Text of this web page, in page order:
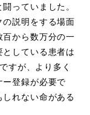
っていました。
説明をする場面
から数万分の一
している患者は
すが、より多く
登録が必要で
れない命がある